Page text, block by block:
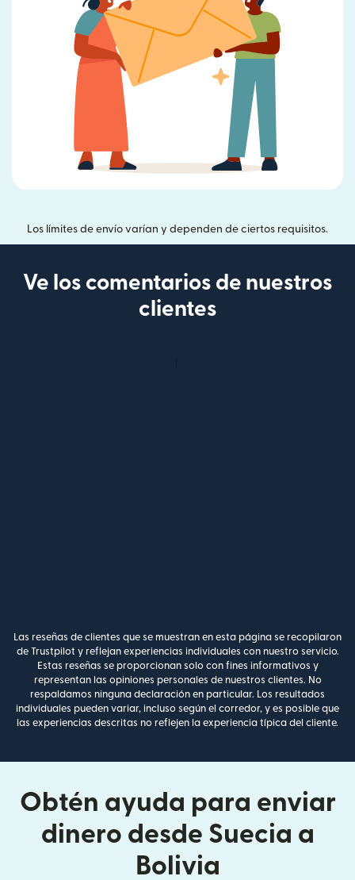
Los límites de envío varían y dependen de ciertos requisitos.
Ve los comentarios de nuestros
clientes
Las reseñas de clientes que se muestran en esta página se recopilaron
de Trustpilot y reflejan experiencias individuales con nuestro servicio.
Estas reseñas se proporcionan solo con fines informativos y
representan las opiniones personales de nuestros clientes. No
respaldamos ninguna declaración en particular. Los resultados
individuales pueden variar, incluso según el corredor, y es posible que
las experiencias descritas no reflejen la experiencia típica del cliente.
Obtén ayuda para enviar
dinero desde Suecia a
Bolivia